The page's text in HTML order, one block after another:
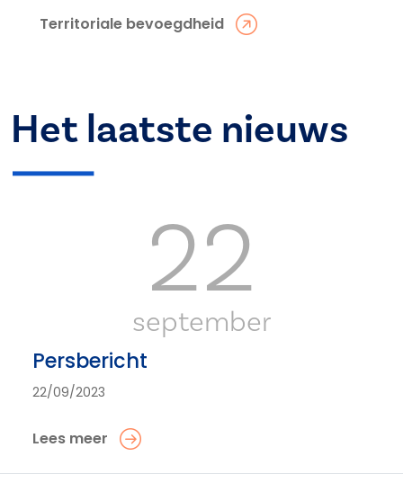
Territoriale bevoegdheid
Het laatste nieuws
22
september
Persbericht
22/09/2023
Lees meer